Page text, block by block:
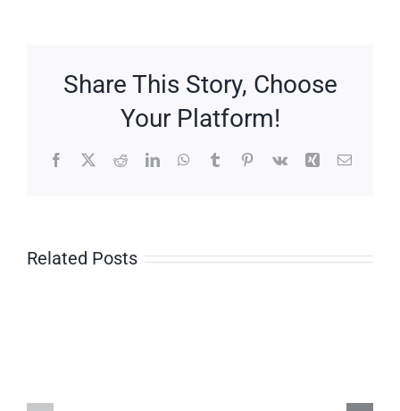
Share This Story, Choose
Your Platform!
Facebook
X RedditLinkedInWhatsApp
TumblrPinterest
Vk Xing Email
Related Posts